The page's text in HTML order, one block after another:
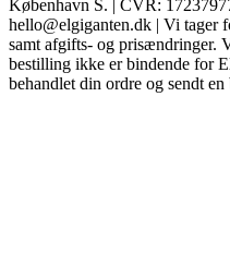
København S. | CVR:
hello@elgiganten.dk | Vi tager
samt afgifts- og prisændringer.
bestilling ikke er bindende for
behandlet din ordre og sendt